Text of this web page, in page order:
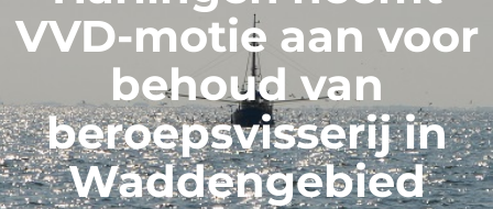
VVD-motie aan voor
behoud van
beroepsvisserij in
Waddengebied